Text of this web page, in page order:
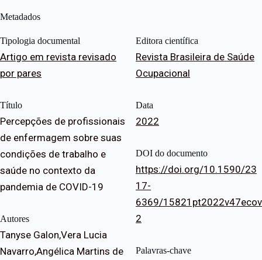
Metadados
Tipologia documental
Artigo em revista revisado
por pares
Título
Percepções de profissionais
de enfermagem sobre suas
condições de trabalho e
saúde no contexto da
pandemia de COVID-19
Autores
Tanyse Galon,Vera Lucia
Navarro,Angélica Martins de
Editora científica
Revista Brasileira de Saúde
Ocupacional
Data
2022
DOI do documento
https://doi.org/10.1590/23
17-
6369/15821pt2022v47ecov
2
Palavras-chave